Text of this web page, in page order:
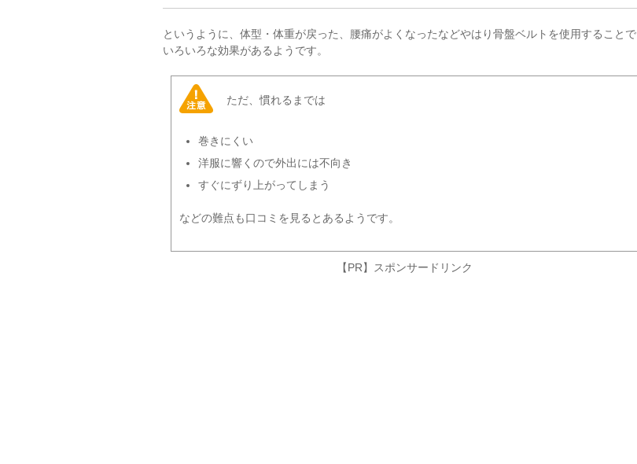
というように、体型・体重が戻った、腰痛がよくなったなどやはり骨盤ベルトを使用することで
いろいろな効果があるようです。
ただ、慣れるまでは
巻きにくい
洋服に響くので外出には不向き
すぐにずり上がってしまう
などの難点も口コミを見るとあるようです。
【PR】スポンサードリンク